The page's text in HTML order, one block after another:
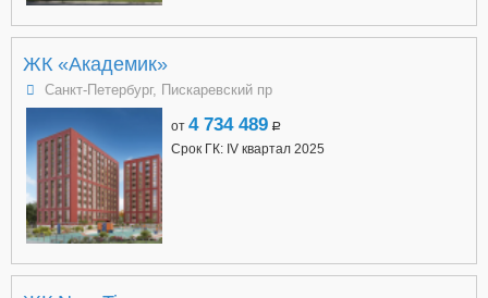
ЖК «Академик»
Санкт-Петербург, Пискаревский пр
от 4 734 489 a
Срок ГК: IV квартал 2025